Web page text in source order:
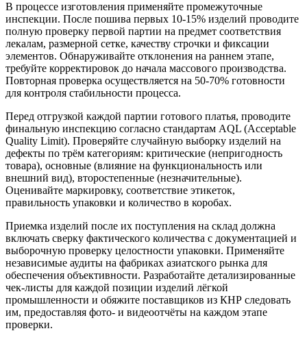
В процессе изготовления применяйте промежуточные
инспекции. После пошива первых 10-15% изделий проводите
полную проверку первой партии на предмет соответствия
лекалам, размерной сетке, качеству строчки и фиксации
элементов. Обнаруживайте отклонения на раннем этапе,
требуйте корректировок до начала массового производства.
Повторная проверка осуществляется на 50-70% готовности
для контроля стабильности процесса.
Перед отгрузкой каждой партии готового платья, проводите
финальную инспекцию согласно стандартам AQL (Acceptable
Quality Limit). Проверяйте случайную выборку изделий на
дефекты по трём категориям: критические (непригодность
товара), основные (влияние на функциональность или
внешний вид), второстепенные (незначительные).
Оценивайте маркировку, соответствие этикеток,
правильность упаковки и количество в коробах.
Приемка изделий после их поступления на склад должна
включать сверку фактического количества с документацией и
выборочную проверку целостности упаковки. Применяйте
независимые аудиты на фабриках азиатского рынка для
обеспечения объективности. Разработайте детализированные
чек-листы для каждой позиции изделий лёгкой
промышленности и обяжите поставщиков из КНР следовать
им, предоставляя фото- и видеоотчёты на каждом этапе
проверки.